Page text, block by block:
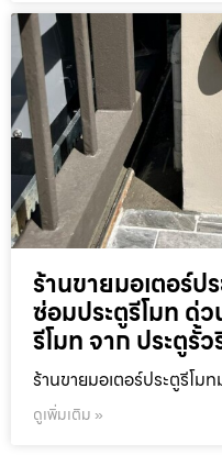
ร้านขายมอเตอร์ป
ซ่อมประตูรีโมท ด่
รีโมท จาก ประตูรั้
ร้านขายมอเตอร์ประตูรีโม
ดูเพิ่มเติม »